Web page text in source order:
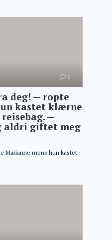
0
deg! — ropte
kastet klærne
—
aldri giftet meg
Marianne mens hun kastet